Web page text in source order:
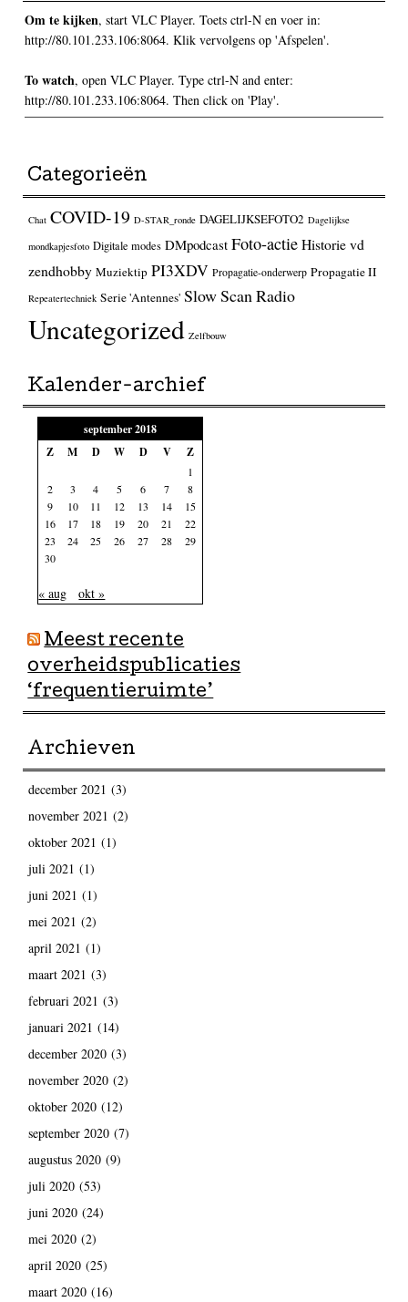
Om te kijken, start VLC Player. Toets ctrl-N en voer in:
http://80.101.233.106:8064. Klik vervolgens op 'Afspelen'.
To watch, open VLC Player. Type ctrl-N and enter:
http://80.101.233.106:8064. Then click on 'Play'.
Categorieën
Chat COVID-19 D-STAR_ronde DAGELIJKSEFOTO2 Dagelijkse
mondkapjesfoto Digitale modes DMpodcast Foto-actieHistorie vd
zendhobby Muziektip PI3XDV Propagatie-onderwerp Propagatie II
Repeatertechniek Serie 'Antennes' Slow Scan Radio
Uncategorized Zelfbouw
Kalender-archief
september 2018
Z
M D W D V Z
1
2
3 4 5 6 7
8
9
10 11 12 13 14
15
16
17 18 19 20 21
22
23
24 25 26 27 28
29
30
« aug okt »
Meest recente
overheidspublicaties
‘frequentieruimte’
Archieven
december 2021 (3)
november 2021 (2)
oktober 2021 (1)
juli 2021 (1)
juni 2021 (1)
mei 2021 (2)
april 2021 (1)
maart 2021 (3)
februari 2021 (3)
januari 2021 (14)
december 2020(3)
november 2020(2)
oktober 2020(12)
september 2020(7)
augustus 2020(9)
juli 2020(53)
juni 2020(24)
mei 2020(2)
april 2020(25)
maart 2020(16)